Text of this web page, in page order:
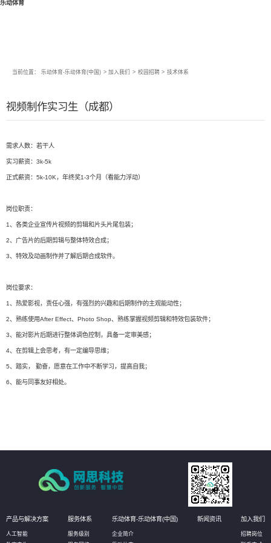
乐动体育
当前位置： 乐动体育-乐动体育(中国) > 加入我们 > 校园招聘 > 技术体系
视频制作实习生（成都）
需求人数：若干人
实习薪资：3k-5k
正式薪资：5k-10K，年终奖1-3个月（看能力浮动）
岗位职责：
1、各类企业宣传片视频的剪辑和片头片尾包装；
2、广告片的后期剪辑与整体特效合成；
3、特效及动画制作并了解后期合成软件。
岗位要求：
1、热爱影视，责任心强，有强烈的兴趣和后期制作的主观能动性；
2、熟练使用After Effect、Photo Shop、熟练掌握视频剪辑和特效包装软件；
3、能对影片后期进行整体调色控制，具备一定审美感；
4、在剪辑上会思考，有一定编导思维；
5、踏实， 勤奋，愿意在工作中不断学习，提高自我；
6、能与同事友好相处。
产品与解决方案
人工智能
服务体系
服务级别
乐动体育-乐动体育(中国)
企业简介
新闻资讯 加入我们
招聘岗位